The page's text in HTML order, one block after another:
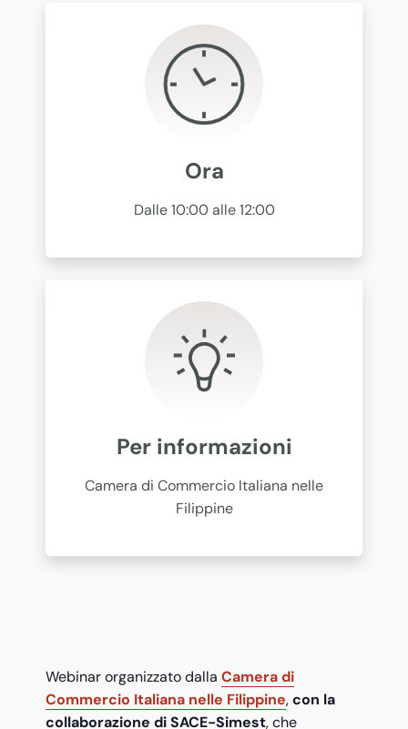
Ora
Dalle 10:00 alle 12:00
Per informazioni
Camera di Commercio Italiana nelle
Filippine
Webinar organizzato dalla Camera di
Commercio Italiana nelle Filippine,con la
collaborazione di SACE-Simest, che